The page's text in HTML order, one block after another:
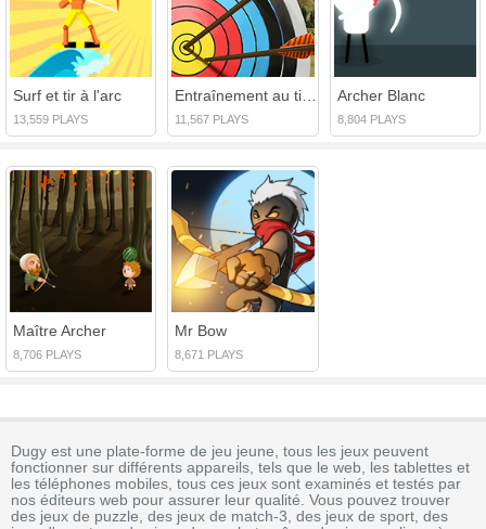
Surf et tir à l'arc
13,559 PLAYS 11,567 PLAYS
Archer Blanc
8,804 PLAYS
Maître Archer
8,706 PLAYS
Mr Bow
8,671 PLAYS
Dugy est une plate-forme de jeu jeune, tous les jeux peuvent
fonctionner sur différents appareils, tels que le web, les tablettes et
les téléphones mobiles, tous ces jeux sont examinés et testés par
nos éditeurs web pour assurer leur qualité. Vous pouvez trouver
des jeux de puzzle, des jeux de match-3, des jeux de sport, des